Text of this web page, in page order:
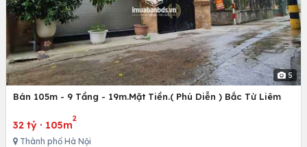
5
Bán 105m - 9 Tầng - 19m.Mặt Tiền.( Phú Diễn ) Bắc Từ Liêm
32 tỷ · 105m
2
Thành phố Hà Nội